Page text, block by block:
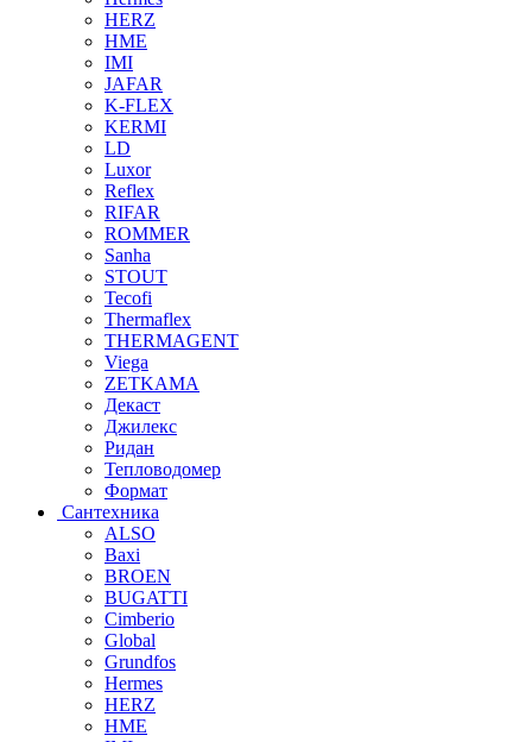
HERZ
HME
IMI
JAFAR
K-FLEX
KERMI
LD
Luxor
Reflex
RIFAR
ROMMER
Sanha
STOUT
Tecofi
Thermaflex
THERMAGENT
Viega
ZETKAMA
Декаст
Джилекс
Ридан
Тепловодомер
Формат
Сантехника
ALSO
Baxi
BROEN
BUGATTI
Cimberio
Global
Grundfos
Hermes
HERZ
HME